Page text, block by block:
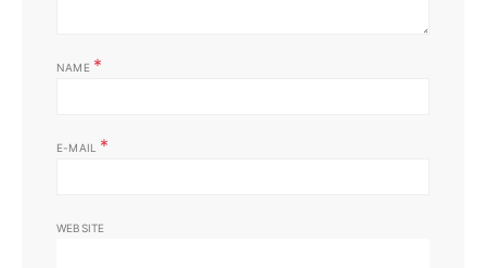
NAME *
E-MAIL *
WEBSITE